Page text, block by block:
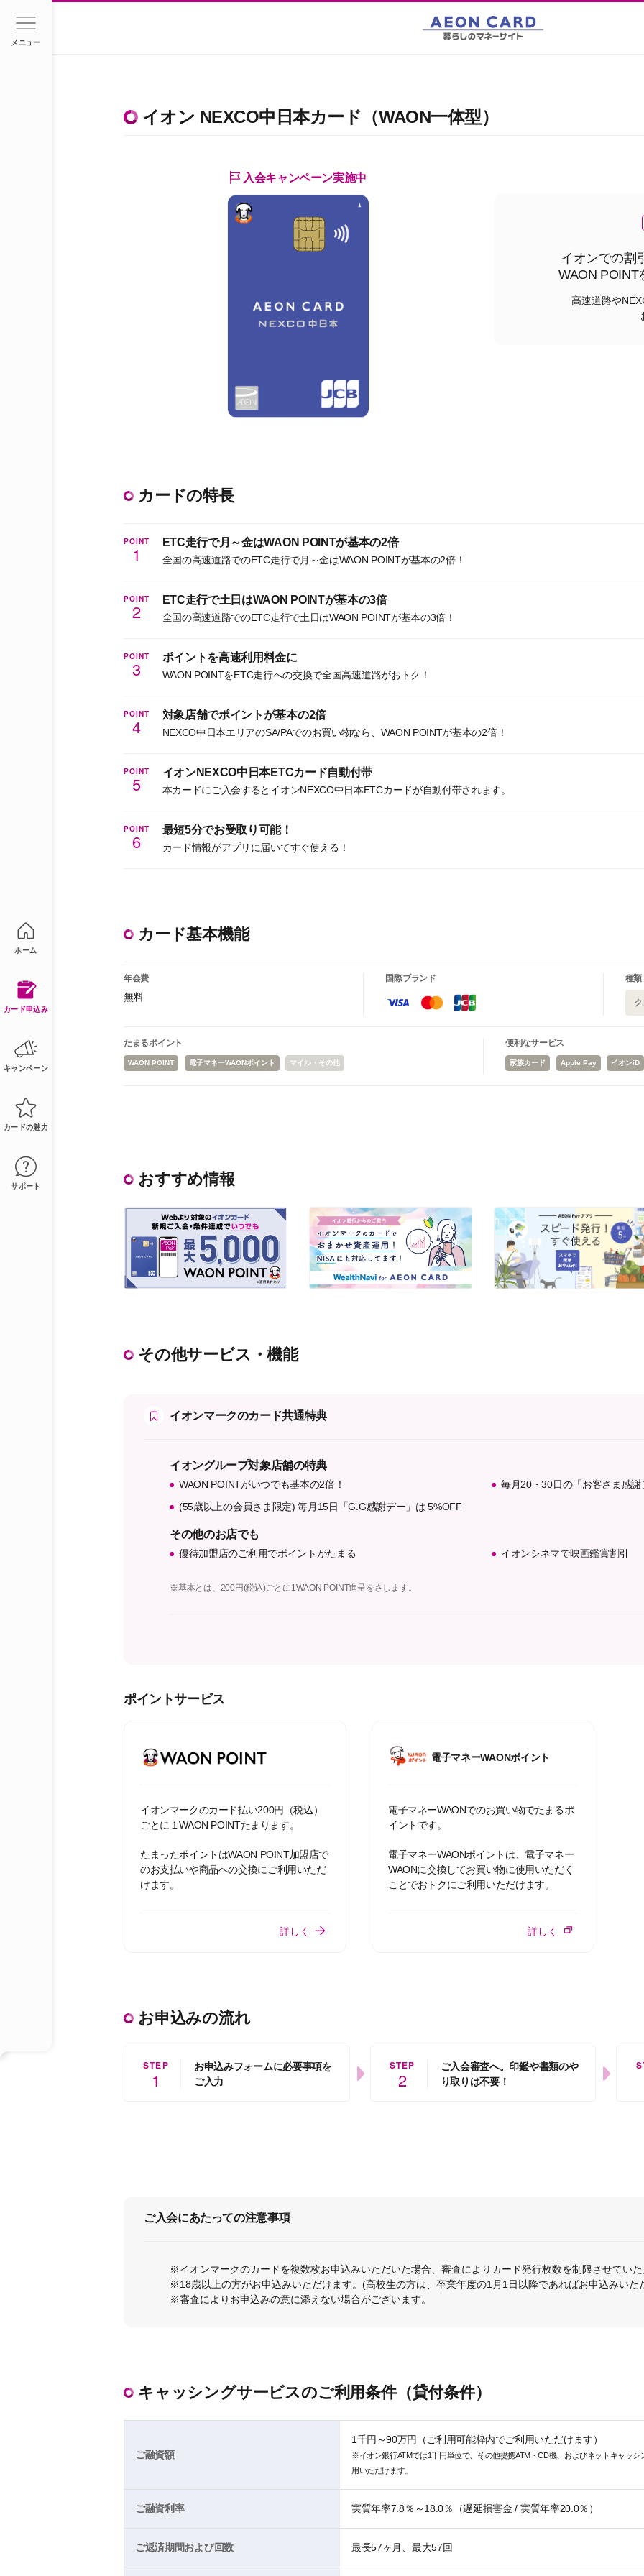
イオン NEXCO中日本カード（WAON一体型）
入会キャンペーン実施中
イオンでの割
WAON POINT
高速道路や
カードの特長
POINT
1
ETC走行で月～金はWAON POINTが基本の2倍
全国の高速道路でのETC走行で月～金はWAON POINTが基本の2倍！
POINT
2
ETC走行で土日はWAON POINTが基本の3倍
全国の高速道路でのETC走行で土日はWAON POINTが基本の3倍！
POINT
3
ポイントを高速利用料金に
WAON POINTをETC走行への交換で全国高速道路がおトク！
POINT
4
対象店舗でポイントが基本の2倍
NEXCO中日本エリアのSA/PAでのお買い物なら、WAON POINTが基本の2倍！
POINT
5
イオンNEXCO中日本ETCカード自動付帯
本カードにご入会するとイオンNEXCO中日本ETCカードが自動付帯されます。
POINT
6
最短5分でお受取り可能！
カード情報がアプリに届いてすぐ使える！
カード基本機能
年会費
無料
国際ブランド 種類
たまるポイント
WAON POINT 電子マネーWAONポイント マイル・その他
便利なサービス
家族カード Apple Pay イオンiD
おすすめ情報
その他サービス・機能
イオンマークのカード共通特典
イオングループ対象店舗の特典
WAON POINTがいつでも基本の2倍！
毎月20・30日の「お客さま感
(55歳以上の会員さま限定) 毎月15日「G.G感謝デー」は 5%OFF
その他のお店でも
優待加盟店のご利用でポイントがたまる イオンシネマで映画鑑賞割引
※基本とは、200円(税込)ごとに1WAON POINT進呈をさします。
ポイントサービス
イオンマークのカード払い200円（税込）
ごとに１WAON POINTたまります。
たまったポイントはWAON POINT加盟店で
のお支払いや商品への交換にご利用いただ
けます。
詳しく
電子マネーWAONポイント
電子マネーWAONでのお買い物でたまるポ
イントです。
電子マネーWAONポイントは、電子マネー
WAONに交換してお買い物に使用いただく
ことでおトクにご利用いただけます。
詳しく
お申込みの流れ
STEP
1
お申込みフォームに必要事項を
ご入力
STEP
2
ご入会審査へ。印鑑や書類のや
り取りは不要！
ご入会にあたっての注意事項
※イオンマークのカードを複数枚お申込みいただいた場合、審査によりカード発行枚数を制限させてい
※18歳以上の方がお申込みいただけます。(高校生の方は、卒業年度の1月1日以降であればお申込みいた
※審査によりお申込みの意に添えない場合がございます。
キャッシングサービスのご利用条件（貸付条件）
ご融資額
1千円～90万円（ご利用可能枠内でご利用いただけます）
※イオン銀行ATMでは1千円単位で、その他提携ATM・CD機、およびネットキャッ
用いただけます。
ご融資利率 実質年率7.8％～18.0％（遅延損害金 / 実質年率20.0％）
ご返済期間および回数 最長57ヶ月、最大57回
メニュー
ホーム
カード申込み
キャンペーン
カードの魅力
サポート